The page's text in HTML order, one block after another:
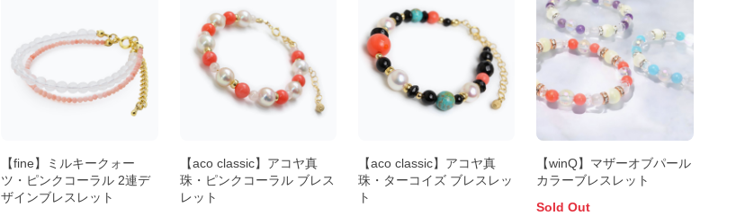
【fine】ミルキークォー
ツ・ピンクコーラル 2連デ
ザインブレスレット
【aco classic】アコヤ真
珠・ピンクコーラル ブレス
レット
【aco classic】アコヤ真
珠・ターコイズ ブレスレッ
ト
【winQ】マザーオブパール
カラーブレスレット
Sold Out